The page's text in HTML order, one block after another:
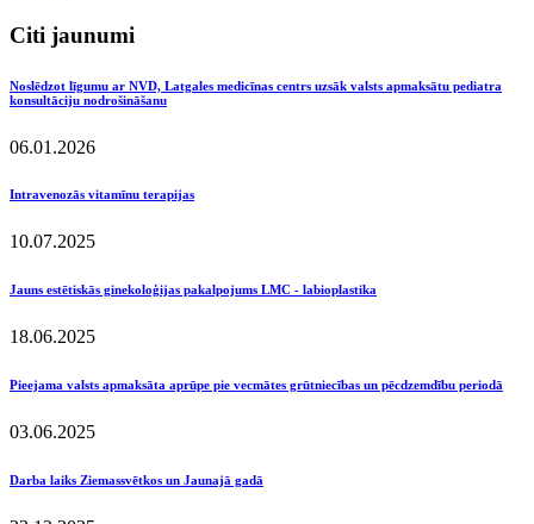
Citi jaunumi
Noslēdzot līgumu ar NVD, Latgales medicīnas centrs uzsāk valsts apmaksātu pediatra
konsultāciju nodrošināšanu
06.01.2026
Intravenozās vitamīnu terapijas
10.07.2025
Jauns estētiskās ginekoloģijas pakalpojums LMC - labioplastika
18.06.2025
Pieejama valsts apmaksāta aprūpe pie vecmātes grūtniecības un pēcdzemdību periodā
03.06.2025
Darba laiks Ziemassvētkos un Jaunajā gadā